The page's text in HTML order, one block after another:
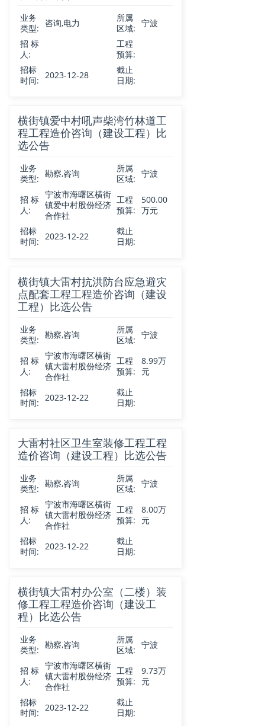
业务
类型:
咨询,电力
所属
区域: 宁波
招 标
人:
工程
预算:
招标
时间: 2023-12-28
截止
日期:
横街镇爱中村吼声柴湾竹林道工
程工程造价咨询（建设工程）比
选公告
业务
类型: 勘察,咨询
所属
区域: 宁波
招 标
人:
宁波市海曙区横街
镇爱中村股份经济
合作社
工程
预算:
500.00
万元
招标
时间: 2023-12-22
截止
日期:
横街镇大雷村抗洪防台应急避灾
点配套工程工程造价咨询（建设
工程）比选公告
业务
类型: 勘察,咨询
所属
区域: 宁波
招 标
人:
宁波市海曙区横街
镇大雷村股份经济
合作社
工程
预算:
8.99万
元
招标
时间: 2023-12-22
截止
日期:
大雷村社区卫生室装修工程工程
造价咨询（建设工程）比选公告
业务
类型: 勘察,咨询
所属
区域: 宁波
招 标
人:
宁波市海曙区横街
镇大雷村股份经济
合作社
工程
预算:
8.00万
元
招标
时间: 2023-12-22
截止
日期:
横街镇大雷村办公室（二楼）装
修工程工程造价咨询（建设工
程）比选公告
业务
类型: 勘察,咨询
所属
区域: 宁波
招 标
人:
宁波市海曙区横街
镇大雷村股份经济
合作社
工程
预算:
9.73万
元
招标
时间: 2023-12-22
截止
日期: